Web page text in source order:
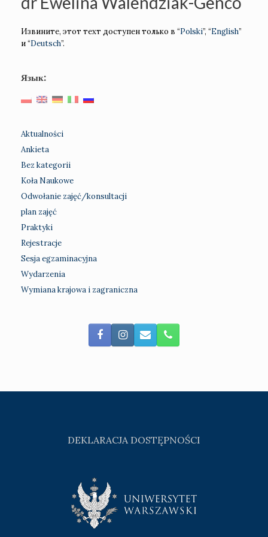
Извините, этот техт доступен только в “Polski”, “English”
и “Deutsch”.
Язык:
Aktualności
Ankieta
Bez kategorii
Koła Naukowe
Odwołanie zajęć/konsultacji
plan zajęć
Praktyki
Rejestracje
Sesja egzaminacyjna
Wydarzenia
Wymiana krajowa i zagraniczna
DEKLARACJA DOSTĘPNOŚCI